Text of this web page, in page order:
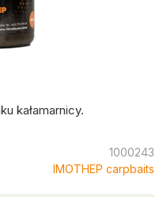
kałamarnicy.
1000243
IMOTHEP carpbaits